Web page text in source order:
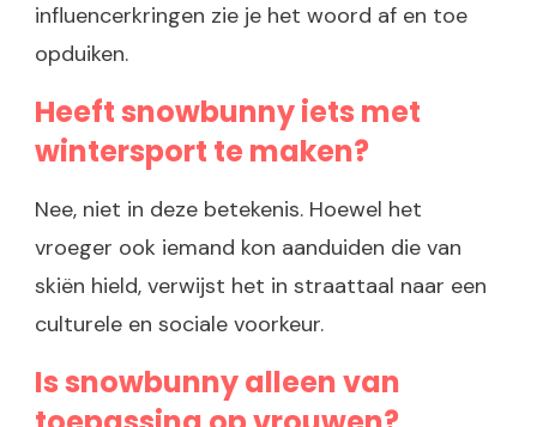
influencerkringen zie je het woord af en toe
opduiken.
Heeft snowbunny iets met
wintersport te maken?
Nee, niet in deze betekenis. Hoewel het
vroeger ook iemand kon aanduiden die van
skiën hield, verwijst het in straattaal naar een
culturele en sociale voorkeur.
Is snowbunny alleen van